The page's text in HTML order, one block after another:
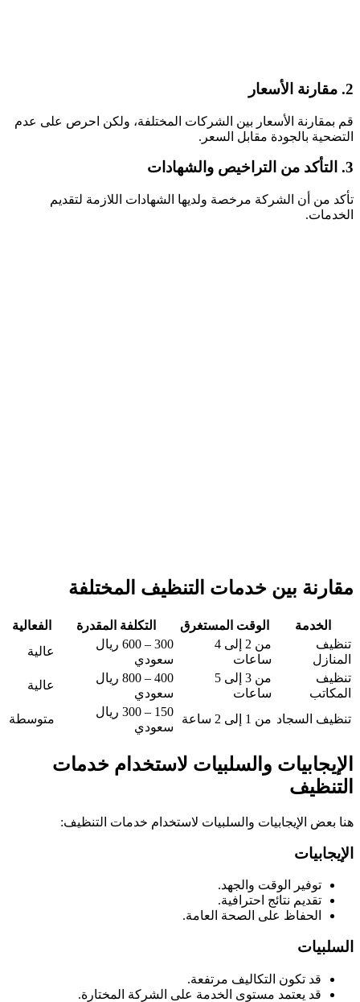
2. مقارنة الأسعار
قم بمقارنة الأسعار بين الشركات المختلفة، ولكن احرص على عدم
التضحية بالجودة مقابل السعر.
3. التأكد من التراخيص والشهادات
تأكد من أن الشركة مرخصة ولديها الشهادات اللازمة لتقديم
الخدمات.
مقارنة بين خدمات التنظيف المختلفة
الخدمة الوقت المستغرق التكلفة المقدرة
الفعالية
تنظيف
المنازل
من 2 إلى 4
ساعات
300 – 600 ريال
سعودي
عالية
تنظيف
المكاتب
من 3 إلى 5
ساعات
400 – 800 ريال
سعودي
عالية
تنظيف السجاد من 1 إلى 2 ساعة
150 – 300 ريال
سعودي
متوسطة
الإيجابيات والسلبيات لاستخدام خدمات
التنظيف
هنا بعض الإيجابيات والسلبيات لاستخدام خدمات التنظيف:
الإيجابيات
توفير الوقت والجهد.
تقديم نتائج احترافية.
الحفاظ على الصحة العامة.
السلبيات
قد تكون التكاليف مرتفعة.
قد يعتمد مستوى الخدمة على الشركة المختارة.